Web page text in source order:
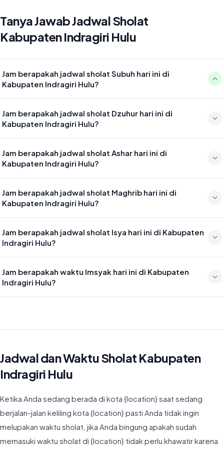
Tanya Jawab Jadwal Sholat
Kabupaten Indragiri Hulu
Jam berapakah jadwal sholat Subuh hari ini di
Kabupaten Indragiri Hulu?
04:56
Jam berapakah jadwal sholat Dzuhur hari ini di
Kabupaten Indragiri Hulu?
12:20
Jam berapakah jadwal sholat Ashar hari ini di
Kabupaten Indragiri Hulu?
15:40
Jam berapakah jadwal sholat Maghrib hari ini di
Kabupaten Indragiri Hulu?
18:22
Jam berapakah jadwal sholat Isya hari ini di Kabupaten
Indragiri Hulu?
19:33
Jam berapakah waktu Imsyak hari ini di Kabupaten
Indragiri Hulu?
Jadwal dan Waktu Sholat Kabupaten
Indragiri Hulu
Ketika Anda sedang berada di kota {location} saat sedang
berjalan-jalan keliling kota {location} pasti Anda tidak ingin
melupakan waktu sholat, jika Anda bingung apakah sudah
memasuki waktu sholat di {location} tidak perlu khawatir karena